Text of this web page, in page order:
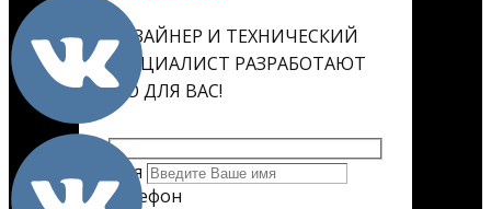
ДИЗАЙНЕР И ТЕХНИЧЕСКИЙ
СПЕЦИАЛИСТ РАЗРАБОТАЮТ
ЕГО ДЛЯ ВАС!
Имя
Телефон